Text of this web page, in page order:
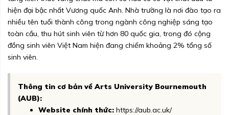
hiện đại bậc nhất Vương quốc Anh. Nhà trường là nơi đào tạo ra
nhiều tên tuổi thành công trong ngành công nghiệp sáng tạo
toàn cầu, thu hút sinh viên từ hơn 80 quốc gia, trong đó cộng
đồng sinh viên Việt Nam hiện đang chiếm khoảng 2% tổng số
sinh viên.
Thông tin cơ bản về Arts University Bournemouth
(AUB):
Website chính thức: https://aub.ac.uk/